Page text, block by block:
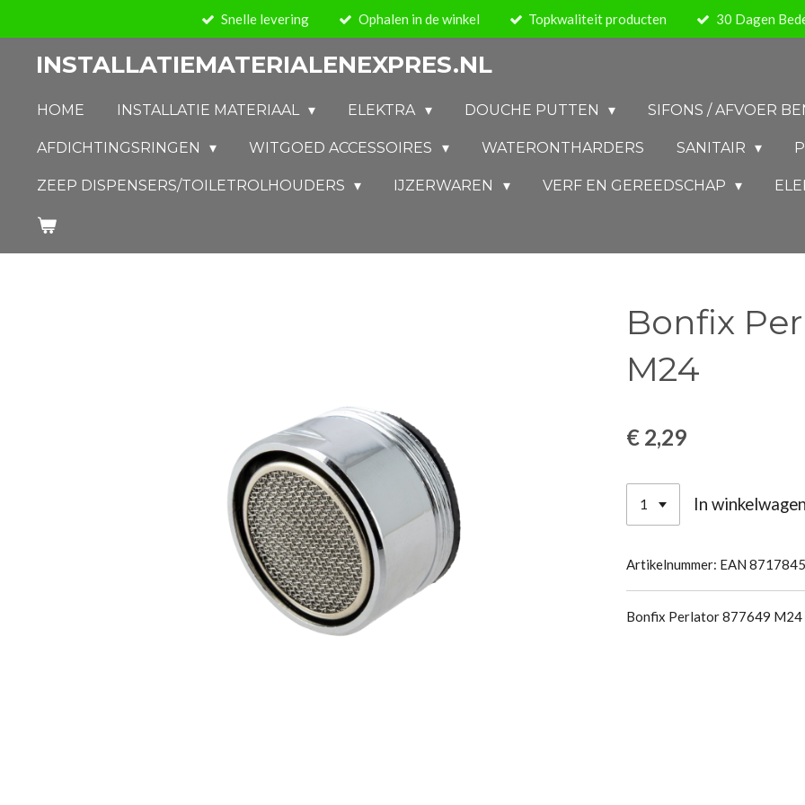
hoofdinhoud
Snelle levering Ophalen in de winkel Topkwaliteit producten 30 Dagen
INSTALLATIEMATERIALENEXPRES.NL
HOME INSTALLATIE MATERIAAL ELEKTRA DOUCHE PUTTEN SIFONS / AFVOER
AFDICHTINGSRINGEN WITGOED ACCESSOIRES WATERONTHARDERS SANITAIR
ZEEP DISPENSERS/TOILETROLHOUDERS IJZERWAREN VERF EN GEREEDSCHAP
Bonfix
M24
€ 2,29
In winkelwagen
Artikelnummer: EAN
Bonfix Perlator 877649 M24